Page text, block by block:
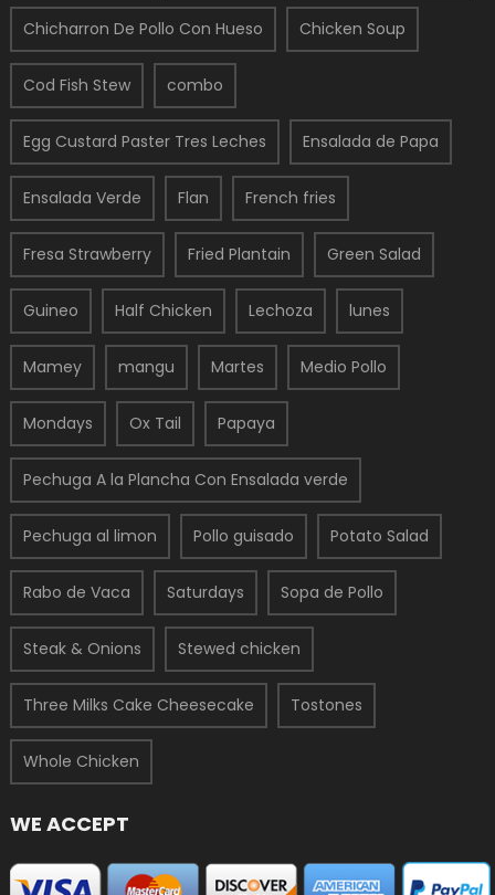
Chicharron De Pollo Con Hueso Chicken Soup
Cod Fish Stew combo
Egg Custard Paster Tres Leches Ensalada de Papa
Ensalada Verde Flan French fries
Fresa Strawberry Fried Plantain Green Salad
Guineo Half Chicken Lechoza lunes
Mamey mangu Martes Medio Pollo
Mondays Ox Tail Papaya
Pechuga A la Plancha Con Ensalada verde
Pechuga al limon Pollo guisado Potato Salad
Rabo de Vaca Saturdays Sopa de Pollo
Steak & Onions Stewed chicken
Three Milks Cake Cheesecake Tostones
Whole Chicken
WE ACCEPT